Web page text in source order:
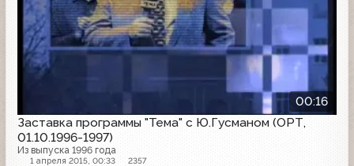
00:16
Заставка программы "Тема" с Ю.Гусманом (ОРТ,
01.10.1996-1997)
Из выпуска 1996 года
1 апреля 2015, 00:33 2357